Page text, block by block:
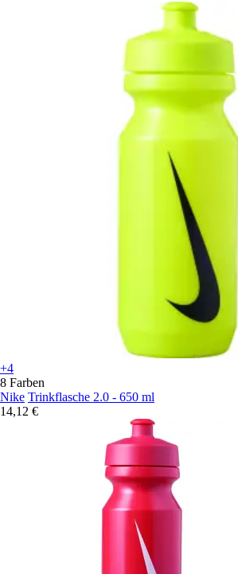
+4
8 Farben
Nike Trinkflasche 2.0 - 650 ml
14,12 €